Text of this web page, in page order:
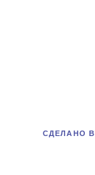
СДЕЛАНО В